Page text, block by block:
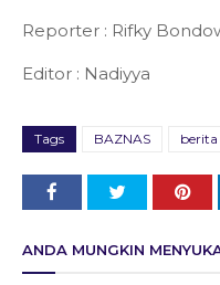
Reporter : Rifky
Editor : Nadiyya
Tags BAZNAS berita
ANDA MUNGKIN